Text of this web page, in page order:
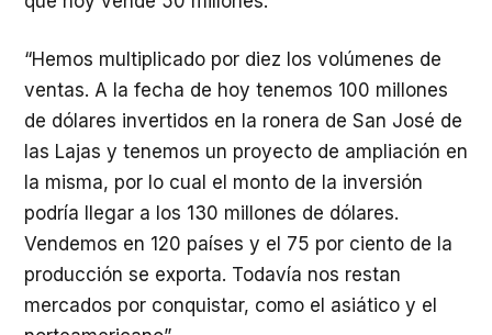
“Hemos multiplicado por diez los volúmenes de
ventas. A la fecha de hoy tenemos 100 millones
de dólares invertidos en la ronera de San José de
las Lajas y tenemos un proyecto de ampliación en
la misma, por lo cual el monto de la inversión
podría llegar a los 130 millones de dólares.
Vendemos en 120 países y el 75 por ciento de la
producción se exporta. Todavía nos restan
mercados por conquistar, como el asiático y el